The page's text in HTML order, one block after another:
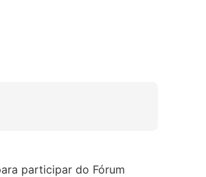
participar do Fórum